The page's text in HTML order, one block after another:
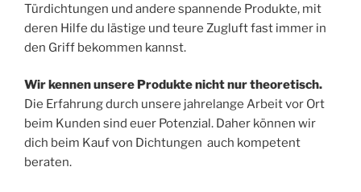
Türdichtungen und andere spannende Produkte, mit
deren Hilfe du lästige und teure Zugluft fast immer in
den Griff bekommen kannst.
Wir kennen unsere Produkte nicht nur theoretisch.
Die Erfahrung durch unsere jahrelange Arbeit vor Ort
beim Kunden sind euer Potenzial. Daher können wir
dich beim Kauf von Dichtungen auch kompetent
beraten.